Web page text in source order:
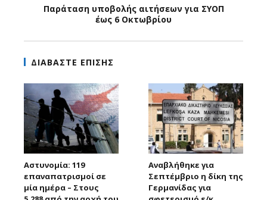
Παράταση υποβολής αιτήσεων για ΣΥΟΠ
έως 6 Οκτωβρίου
ΔΙΑΒΑΣΤΕ ΕΠΙΣΗΣ
Αστυνομία: 119
επαναπατρισμοί σε
μία ημέρα – Στους
Αναβλήθηκε για
Σεπτέμβριο η δίκη της
Γερμανίδας για